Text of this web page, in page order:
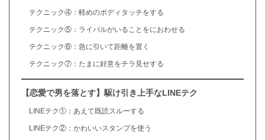
テクニック④：軽めのボディタッチをする
テクニック⑤：ライバルがいることをにおわせる
テクニック⑥：急に引いて距離を置く
テクニック⑦：たまに好意をチラ見せする
【恋愛で男を落とす】駆け引き上手なLINEテク
LINEテク①：あえて既読スルーする
LINEテク②：かわいいスタンプを使う